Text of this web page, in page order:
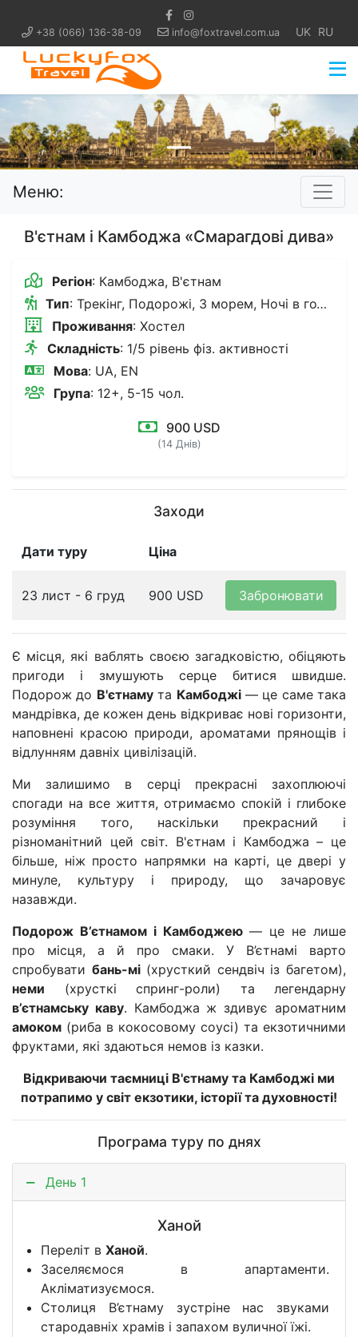
+38 (066) 136-38-09 info@foxtravel.com.ua UK RU
Попередній
Меню:
В'єтнам і Камбоджа «Смарагдові дива»
Регіон: Камбоджа, В'єтнам
Тип: Трекінг, Подорожі, З морем, Ночі в готелях, Розвідка
Проживання: Хостел
Складність: 1/5 рівень фіз. активності
Мова: UA, EN
Група: 12+, 5-15 чол.
900 USD
(14 Днів)
Заходи
Дати туру Ціна
23 лист - 6 груд 900 USD Забронювати
Є місця, які ваблять своєю загадковістю, обіцяють
пригоди і змушують серце битися швидше.
Подорож до В'єтнамута Камбоджі— це саме така
мандрівка, де кожен день відкриває нові горизонти,
наповнені красою природи, ароматами прянощів і
відлунням давніх цивілізацій.
Ми залишимо в серці прекрасні захоплюючі
спогади на все життя, отримаємо спокій і глибоке
розуміння того, наскільки прекрасний і
різноманітний цей світ. В'єтнам і Камбоджа – це
більше, ніж просто напрямки на карті, це двері у
минуле, культуру і природу, що зачаровує
назавжди.
Подорож В’єтнамом і Камбоджею— це не лише
про місця, а й про смаки. У В’єтнамі варто
спробувати бань-мі(хрусткий сендвіч із багетом),
неми (хрусткі спринг-роли) та легендарну
в’єтнамську каву. Камбоджа ж здивує ароматним
амоком (риба в кокосовому соусі) та екзотичними
фруктами, які здаються немов із казки.
Відкриваючи таємниці В'єтнаму та Камбоджі ми
потрапимо у світ екзотики, історії та духовності!
Програма туру по днях
День 1
Ханой
Переліт в Ханой.
Заселяємося в апартаменти.
Акліматизуємося.
Столиця В’єтнаму зустріне нас звуками
стародавніх храмів і запахом вуличної їжі.